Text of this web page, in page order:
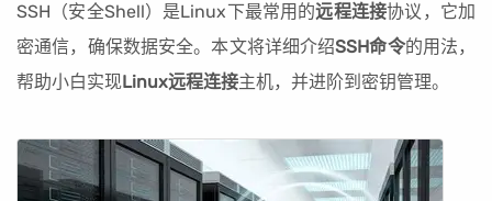
SSH（安全Shell）是Linux下最常用的远程连接协议，它加
密通信，确保数据安全。本文将详细介绍SSH命令的用法，
帮助小白实现Linux远程连接主机，并进阶到密钥管理。